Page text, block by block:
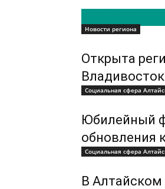
Новости региона
Открыта
Социальная сфера
Юбилейный
обновления
Социальная сфера
В Алтайском